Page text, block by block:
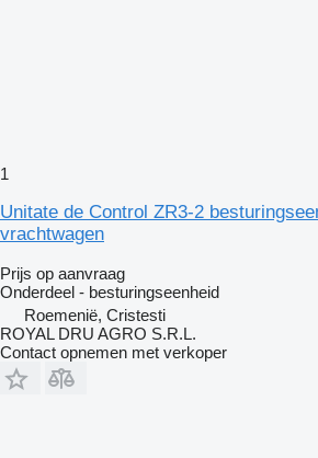
1
Unitate de Control ZR3-2
vrachtwagen
Prijs op aanvraag
Onderdeel - besturingseenheid
Roemenië, Cristesti
ROYAL DRU AGRO S.R.L.
Contact opnemen met verkoper